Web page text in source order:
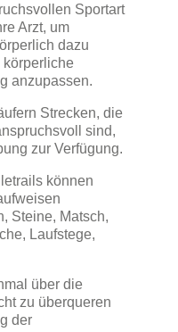
Sportart
Arzt, um
dazu
körperliche
anzupassen.
Strecken, die
sind,
zur Verfügung.
können
Steine, Matsch,
Laufstege,
über die
zu überqueren
der